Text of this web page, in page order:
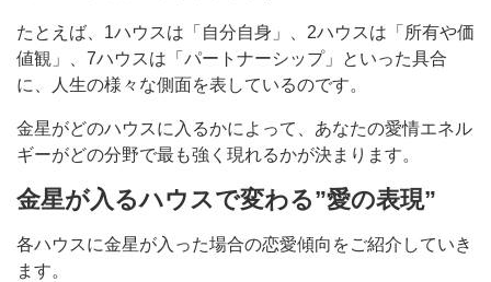
たとえば、1ハウスは「自分自身」、2ハウスは「所有や価
値観」、7ハウスは「パートナーシップ」といった具合
に、人生の様々な側面を表しているのです。
金星がどのハウスに入るかによって、あなたの愛情エネル
ギーがどの分野で最も強く現れるかが決まります。
金星が入るハウスで変わる”愛の表現”
各ハウスに金星が入った場合の恋愛傾向をご紹介していき
ます。